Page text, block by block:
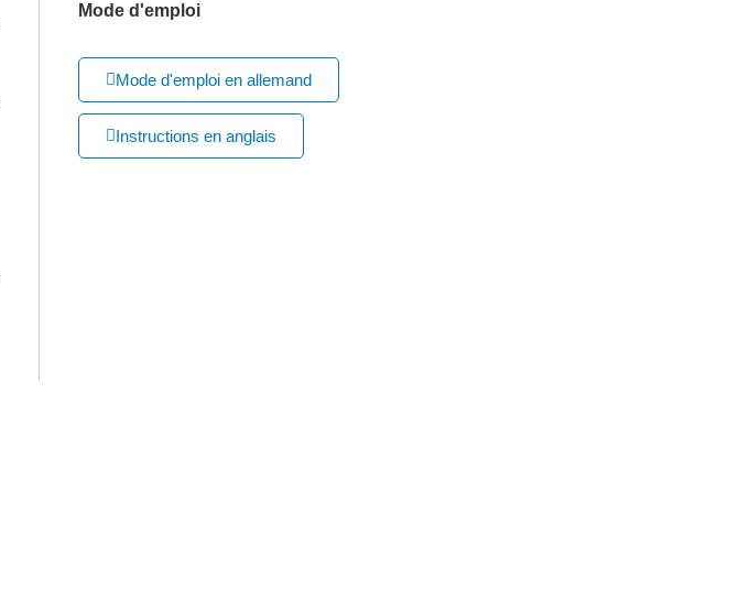
Mode d'emploi
Mode d'emploi en allemand
Instructions en anglais